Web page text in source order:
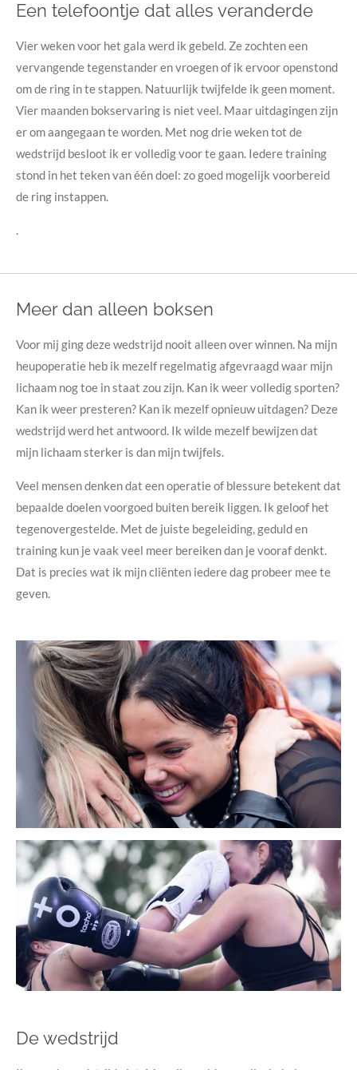
Een telefoontje dat alles veranderde
Vier weken voor het gala werd ik gebeld. Ze zochten een
vervangende tegenstander en vroegen of ik ervoor openstond
om de ring in te stappen. Natuurlijk twijfelde ik geen moment.
Vier maanden bokservaring is niet veel. Maar uitdagingen zijn
er om aangegaan te worden. Met nog drie weken tot de
wedstrijd besloot ik er volledig voor te gaan. Iedere training
stond in het teken van één doel: zo goed mogelijk voorbereid
de ring instappen.
.
Meer dan alleen boksen
Voor mij ging deze wedstrijd nooit alleen over winnen. Na mijn
heupoperatie heb ik mezelf regelmatig afgevraagd waar mijn
lichaam nog toe in staat zou zijn. Kan ik weer volledig sporten?
Kan ik weer presteren? Kan ik mezelf opnieuw uitdagen? Deze
wedstrijd werd het antwoord. Ik wilde mezelf bewijzen dat
mijn lichaam sterker is dan mijn twijfels.
Veel mensen denken dat een operatie of blessure betekent dat
bepaalde doelen voorgoed buiten bereik liggen. Ik geloof het
tegenovergestelde. Met de juiste begeleiding, geduld en
training kun je vaak veel meer bereiken dan je vooraf denkt.
Dat is precies wat ik mijn cliënten iedere dag probeer mee te
geven.
De wedstrijd